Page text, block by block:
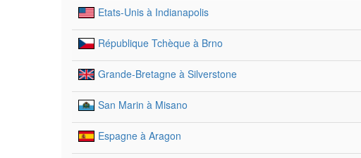
Etats-Unis à Indianapolis
République Tchèque à Brno
Grande-Bretagne à Silverstone
San Marin à Misano
Espagne à Aragon